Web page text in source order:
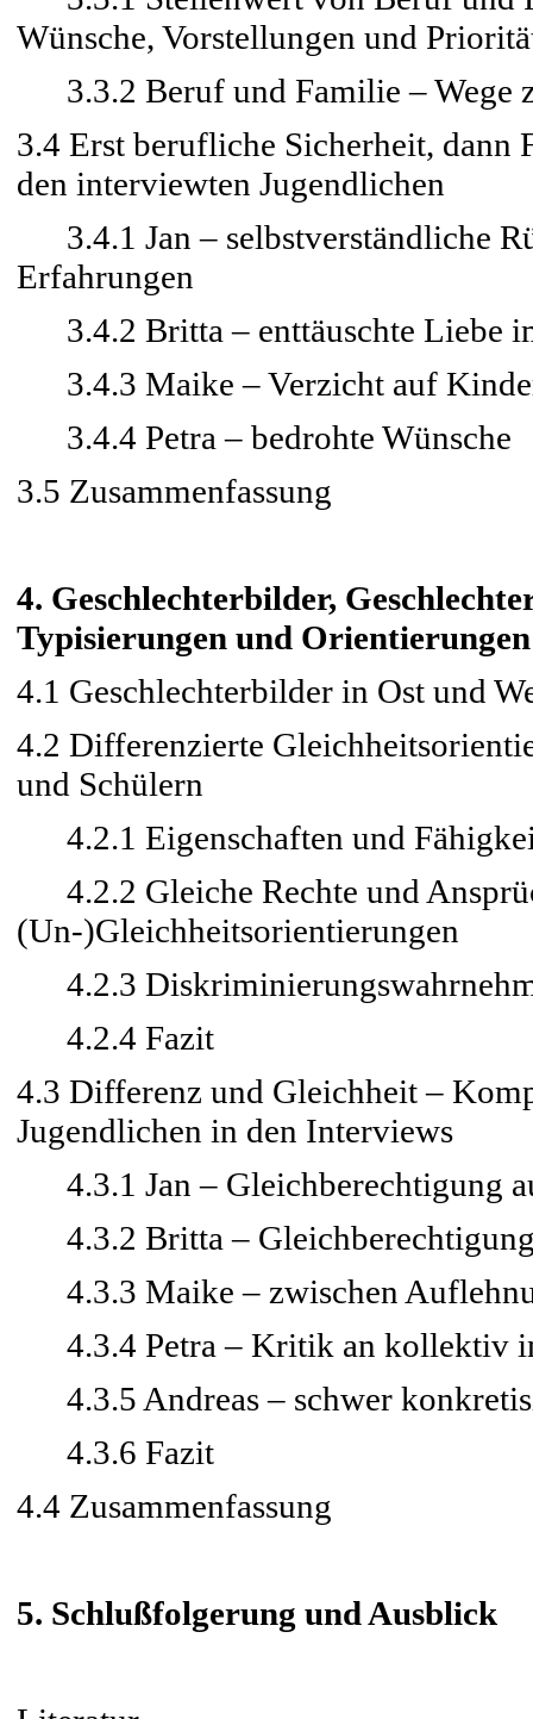
Wünsche, Vorstellungen und
3.3.2 Beruf und Familie – Wege
3.4 Erst berufliche Sicherheit, dann
den interviewten Jugendlichen
3.4.1 Jan – selbstverständliche
Erfahrungen
3.4.2 Britta – enttäuschte Liebe
3.4.3 Maike – Verzicht auf
3.4.4 Petra – bedrohte Wünsche
3.5 Zusammenfassung
4. Geschlechterbilder,
Typisierungen und
4.1 Geschlechterbilder in Ost und
4.2 Differenzierte
und Schülern
4.2.1 Eigenschaften und
4.2.2 Gleiche Rechte und
(Un-)Gleichheitsorientierungen
4.2.3
4.2.4 Fazit
4.3 Differenz und Gleichheit –
Jugendlichen in den Interviews
4.3.1 Jan – Gleichberechtigung
4.3.2 Britta –
4.3.3 Maike – zwischen
4.3.4 Petra – Kritik an kollektiv
4.3.5 Andreas – schwer
4.3.6 Fazit
4.4 Zusammenfassung
5. Schlußfolgerung und Ausblick